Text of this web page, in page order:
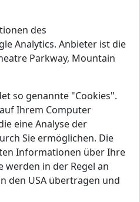
des
Analytics. Anbieter ist die
Parkway, Mountain
so genannte "Cookies".
Ihrem Computer
eine Analyse der
Sie ermöglichen. Die
Informationen über Ihre
werden in der Regel an
den USA übertragen und